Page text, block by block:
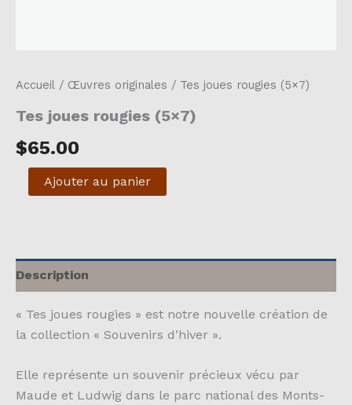
Accueil / Œuvres originales / Tes joues rougies (5×7)
Tes joues rougies (5×7)
$65.00
quantitéAjouter au panier
Description
« Tes joues rougies » est notre nouvelle création de
la collection « Souvenirs d’hiver ».
Elle représente un souvenir précieux vécu par
Maude et Ludwig dans le parc national des Monts-